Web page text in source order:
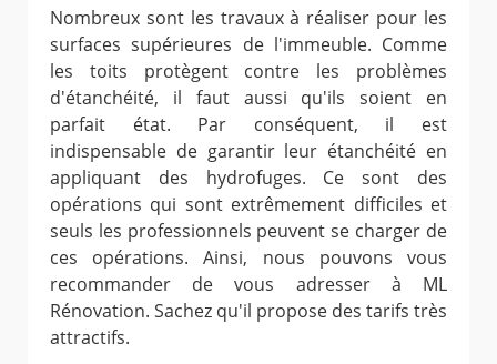
Nombreux sont les travaux à réaliser pour les
surfaces supérieures de l'immeuble. Comme
les toits protègent contre les problèmes
d'étanchéité, il faut aussi qu'ils soient en
parfait état. Par conséquent, il est
indispensable de garantir leur étanchéité en
appliquant des hydrofuges. Ce sont des
opérations qui sont extrêmement difficiles et
seuls les professionnels peuvent se charger de
ces opérations. Ainsi, nous pouvons vous
recommander de vous adresser à ML
Rénovation. Sachez qu'il propose des tarifs très
attractifs.